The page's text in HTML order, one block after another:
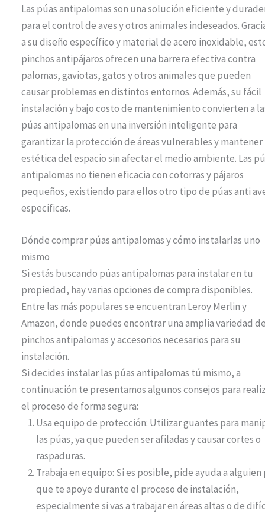
Las púas antipalomas son una solución eficiente y
para el control de aves y otros animales indeseados.
a su diseño específico y material de acero inoxidable,
pinchos antipájaros ofrecen una barrera efectiva contra
palomas, gaviotas, gatos y otros animales que pueden
causar problemas en distintos entornos. Además, su fácil
instalación y bajo costo de mantenimiento convierten a
púas antipalomas en una inversión inteligente para
garantizar la protección de áreas vulnerables y mantener
estética del espacio sin afectar el medio ambiente. Las
antipalomas no tienen eficacia con cotorras y pájaros
pequeños, existiendo para ellos otro tipo de púas anti
especificas.
Dónde comprar púas antipalomas y cómo instalarlas uno
mismo
Si estás buscando púas antipalomas para instalar en tu
propiedad, hay varias opciones de compra disponibles.
Entre las más populares se encuentran Leroy Merlin y
Amazon, donde puedes encontrar una amplia variedad
pinchos antipalomas y accesorios necesarios para su
instalación.
Si decides instalar las púas antipalomas tú mismo, a
continuación te presentamos algunos consejos para
el proceso de forma segura:
Usa equipo de protección: Utilizar guantes para
las púas, ya que pueden ser afiladas y causar cortes o
raspaduras.
Trabaja en equipo: Si es posible, pide ayuda a alguien
que te apoye durante el proceso de instalación,
especialmente si vas a trabajar en áreas altas o de